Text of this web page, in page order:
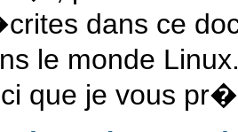
dans ce
le monde
que je vous